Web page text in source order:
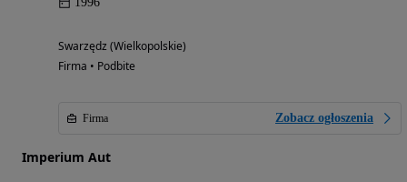
Swarzędz (Wielkopolskie)
Firma • Podbite
Firma Zobacz ogłoszenia
Imperium Aut